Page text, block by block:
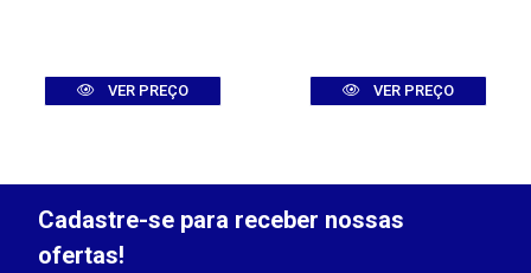
VER PREÇO VER PREÇO
Cadastre-se para receber nossas
ofertas!